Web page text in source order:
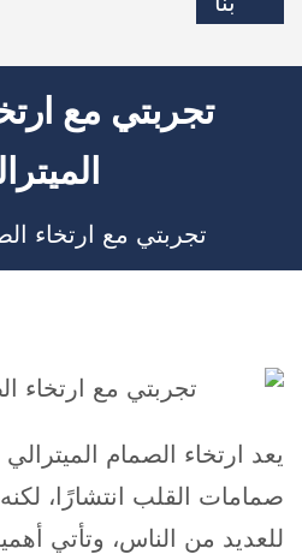
تجربتي مع
تجربتي مع ارتخاء
يعد ارتخاء الصمام
صمامات القلب انتشارًا،
للعديد من الناس، وتأتي